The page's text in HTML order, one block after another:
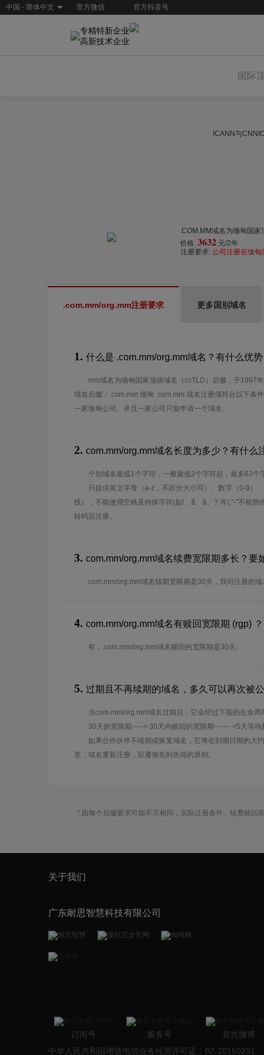
中国 - 简体中文 官方微信 官方抖音号
专精特新企业
高新技术企业
国际
ICANN与
.COM.MM域名为缅甸国家
价格: 3632 元/2年
注册要求: 公司注册在缅甸
.com.mm/org.mm注册要求 更多国别域名
1. 什么是 .com.mm/org.mm域名？有什么优势
mm域名为缅甸国家顶级域名（ccTLD）后缀，于1997
域名后缀：.com.mm 缅甸 .com.mm 域名注册须符合以下条
一家缅甸公司。并且一家公司只能申请一个域名。
2. com.mm/org.mm域名长度为多少？有什么
个别域名最低1个字符，一般最低2个字符起，最多63个
只提供英文字母（a-z，不区分大小写）、数字（0-9）
线），不能使用空格及特殊字符(如!、$、&、? 等),"-"不能用
转码后注册。
3. com.mm/org.mm域名续费宽限期多长？要
com.mm/org.mm域名续期宽限期是30天，我司注册的域
4. com.mm/org.mm域名有赎回宽限期 (rgp) ？
有，.com.mm/org.mm域名赎回的宽限期是30天。
5. 过期且不再续期的域名，多久可以再次被
当com.mm/org.mm域名过期后，它会经过下面的生命周
30天的宽限期-----> 30天内赎回的宽限期------- >5天等待
如果合作伙伴不续期或恢复域名，它将在到期日期的大
意，域名重新注册，应遵循先到先得的原则。
* 因每个后缀要求可能不尽相同，实际注册条件、续费赎回
关于我们
广东耐思智慧科技有限公司
订阅号 服务号 官方微博
中华人民共和国增值电信业务经营许可证：B2-20150291